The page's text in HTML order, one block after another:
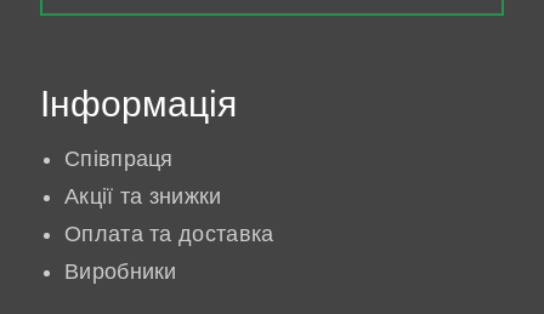
Інформація
Співпраця
Акції та знижки
Оплата та доставка
Виробники